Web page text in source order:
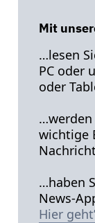
Mit
…lesen
PC oder
oder
wichtige
…haben
News-
Hier